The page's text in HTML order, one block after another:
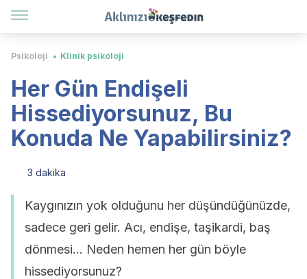
Psikoloji Klinik psikoloji
Her Gün Endişeli
Hissediyorsunuz, Bu
Konuda Ne Yapabilirsiniz?
3 dakika
Kaygınızın yok olduğunu her düşündüğünüzde,
sadece geri gelir. Acı, endişe, taşikardi, baş
dönmesi... Neden hemen her gün böyle
hissediyorsunuz?